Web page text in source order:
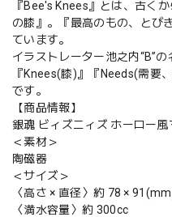
『Bee's Knees』とは、古く
の膝』。『最高のもの、とび
ています。
イラストレーター池之内“B”
『Knees(膝)』『Needs(需要
です。
【商品情報】
銀魂 ビィズニィズ ホーロー
＜素材＞
陶磁器
＜サイズ＞
〈高さ × 直径〉約 78 ×
〈満水容量〉約 300cc